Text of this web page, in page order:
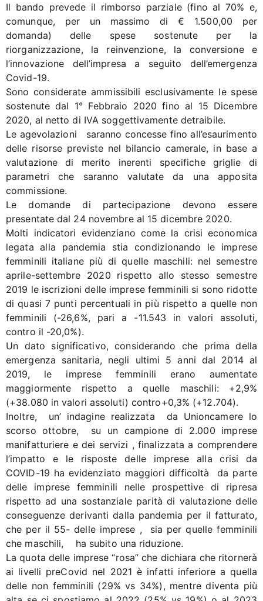
Il bando prevede il rimborso parziale (fino al 70% e,
comunque, per un massimo di € 1.500,00 per
domanda) delle spese sostenute per la
riorganizzazione, la reinvenzione, la conversione e
l’innovazione dell’impresa a seguito dell’emergenza
Covid-19.
Sono considerate ammissibili esclusivamente le spese
sostenute dal 1° Febbraio 2020 fino al 15 Dicembre
2020, al netto di IVA soggettivamente detraibile.
Le agevolazioni saranno concesse fino all’esaurimento
delle risorse previste nel bilancio camerale, in base a
valutazione di merito inerenti specifiche griglie di
parametri che saranno valutate da una apposita
commissione.
Le domande di partecipazione devono essere
presentate dal 24 novembre al 15 dicembre 2020.
Molti indicatori evidenziano come la crisi economica
legata alla pandemia stia condizionando le imprese
femminili italiane più di quelle maschili: nel semestre
aprile-settembre 2020 rispetto allo stesso semestre
2019 le iscrizioni delle imprese femminili si sono ridotte
di quasi 7 punti percentuali in più rispetto a quelle non
femminili (-26,6%, pari a -11.543 in valori assoluti,
contro il -20,0%).
Un dato significativo, considerando che prima della
emergenza sanitaria, negli ultimi 5 anni dal 2014 al
2019, le imprese femminili erano aumentate
maggiormente rispetto a quelle maschili: +2,9%
(+38.080 in valori assoluti) contro+0,3% (+12.704).
Inoltre, un’ indagine realizzata da Unioncamere lo
scorso ottobre, su un campione di 2.000 imprese
manifatturiere e dei servizi , finalizzata a comprendere
l’impatto e le risposte delle imprese alla crisi da
COVID-19 ha evidenziato maggiori difficoltà da parte
delle imprese femminili nelle prospettive di ripresa
rispetto ad una sostanziale parità di valutazione delle
conseguenze derivanti dalla pandemia per il fatturato,
che per il 55- delle imprese , sia per quelle femminili
che maschili, ha subito una riduzione.
La quota delle imprese “rosa” che dichiara che ritornerà
ai livelli preCovid nel 2021 è infatti inferiore a quella
delle non femminili (29% vs 34%), mentre diventa più